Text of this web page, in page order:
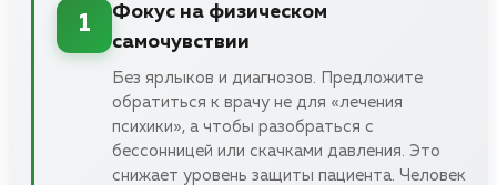
1
Фокус на физическом
самочувствии
Без ярлыков и диагнозов. Предложите
обратиться к врачу не для «лечения
психики», а чтобы разобраться с
бессонницей или скачками давления. Это
снижает уровень защиты пациента. Человек